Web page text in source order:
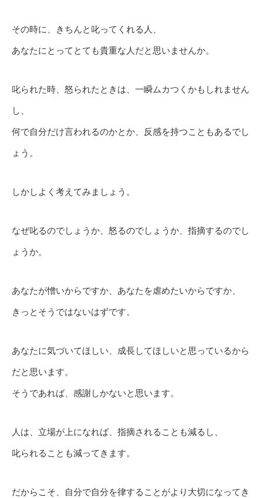
その時に、きちんと叱ってくれる人、
あなたにとってとても貴重な人だと思いませんか。
叱られた時、怒られたときは、一瞬ムカつくかもしれません
し、
何で自分だけ言われるのかとか、反感を持つこともあるでし
ょう。
しかしよく考えてみましょう。
なぜ叱るのでしょうか、怒るのでしょうか、指摘するのでし
ょうか。
あなたが憎いからですか、あなたを虐めたいからですか、
きっとそうではないはずです。
あなたに気づいてほしい、成長してほしいと思っているから
だと思います。
そうであれば、感謝しかないと思います。
人は、立場が上になれば、指摘されることも減るし、
叱られることも減ってきます。
だからこそ、自分で自分を律することがより大切になってき